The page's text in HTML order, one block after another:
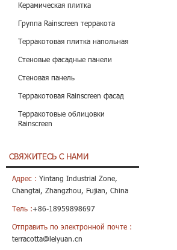
Керамическая плитка
Группа Rainscreen терракота
Терракотовая плитка напольная
Стеновые фасадные панели
Стеновая панель
Терракотовая Rainscreen фасад
Терракотовые облицовки
Rainscreen
СВЯЖИТЕСЬ С НАМИ
Адрес : Yintang Industrial Zone,
Changtai, Zhangzhou, Fujian, China
Тель :+86-18959898697
Отправить по электронной почте :
terracotta@leiyuan.cn